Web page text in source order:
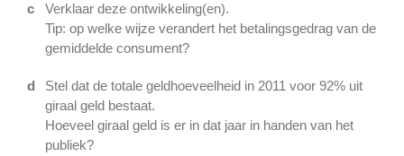
c
Verklaar deze ontwikkeling(en).
Tip: op welke wijze verandert het betalingsgedrag van de
gemiddelde consument?
d
Stel dat de totale geldhoeveelheid in 2011 voor 92% uit
giraal geld bestaat.
Hoeveel giraal geld is er in dat jaar in handen van het
publiek?